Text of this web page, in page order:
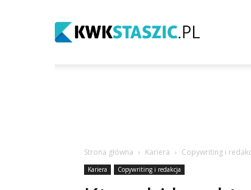
Strona główna Kariera Copywriting i
Kariera Copywriting i redakcja